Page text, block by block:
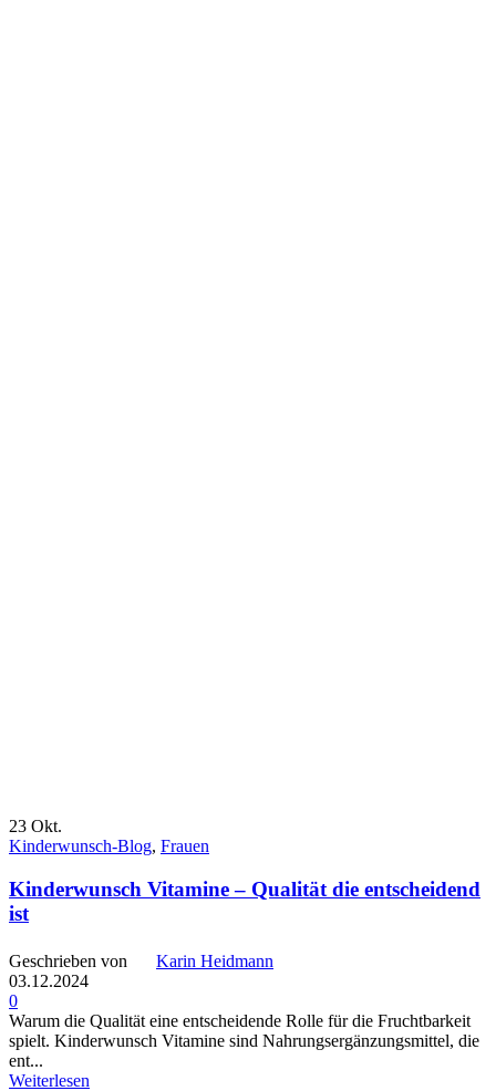
23 Okt.
Kinderwunsch-Blog, Frauen
Kinderwunsch Vitamine – Qualität die entscheidend
ist
Geschrieben von
Karin Heidmann
03.12.2024
0
Warum die Qualität eine entscheidende Rolle für die Fruchtbarkeit
spielt. Kinderwunsch Vitamine sind Nahrungsergänzungsmittel, die
ent...
Weiterlesen